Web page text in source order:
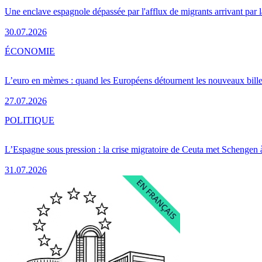
Une enclave espagnole dépassée par l'afflux de migrants arrivant par
30.07.2026
L’euro en mèmes : quand les Européens détournent les nouveaux
27.07.2026
ÉCONOMIE
L’Espagne sous pression : la crise migratoire de Ceuta met Schengen
31.07.2026
POLITIQUE